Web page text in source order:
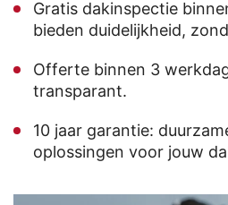
Gratis dakinspectie
bieden duidelijkheid,
Offerte binnen 3
transparant.
10 jaar garantie:
oplossingen voor jouw